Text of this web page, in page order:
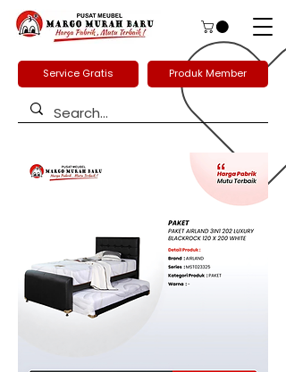
Service Gratis Produk Member